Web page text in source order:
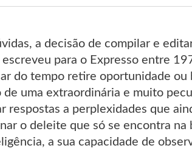
a decisão de compilar e
escreveu para o Expresso entre
do tempo retire oportunidade
uma extraordinária e muito
respostas a perplexidades que
o deleite que só se encontra
a sua capacidade de